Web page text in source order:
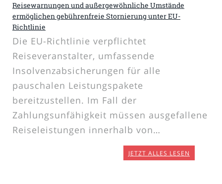
Reisewarnungen und außergewöhnliche Umstände
ermöglichen gebührenfreie Stornierung unter EU-
Richtlinie
Die EU-Richtlinie verpflichtet
Reiseveranstalter, umfassende
Insolvenzabsicherungen für alle
pauschalen Leistungspakete
bereitzustellen. Im Fall der
Zahlungsunfähigkeit müssen ausgefallene
Reiseleistungen innerhalb von…
JETZT ALLES LESEN